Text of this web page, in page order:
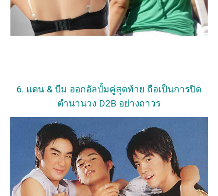
6. แดน & บีม ออกอัลบั้มคู่สุดท้าย ถือเป็นการปิด
ตำนานวง D2B อย่างถาวร